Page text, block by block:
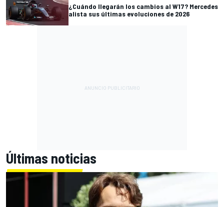
¿Cuándo llegarán los cambios al W17? Mercedes
alista sus últimas evoluciones de 2026
Últimas noticias